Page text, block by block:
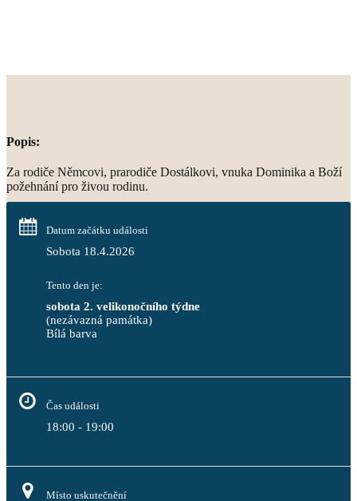
Popis:
Za rodiče Němcovi, prarodiče Dostálkovi, vnuka Dominika a Boží
požehnání pro živou rodinu.
Datum začátku události
Sobota 18.4.2026
Tento den je:
sobota 2. velikonočního týdne
(nezávazná památka)
Bílá barva
Čas události
18:00 - 19:00
Místo uskutečnění